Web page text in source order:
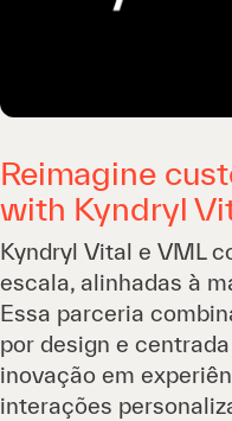
Reimagine
with Kyndryl
Kyndryl Vital e VML
escala, alinhadas à
Essa parceria
por design e
inovação em
interações